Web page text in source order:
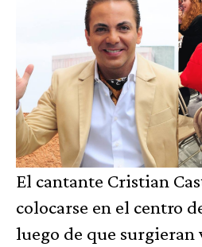
El cantante Cristian
colocarse en el centro
luego de que surgieran